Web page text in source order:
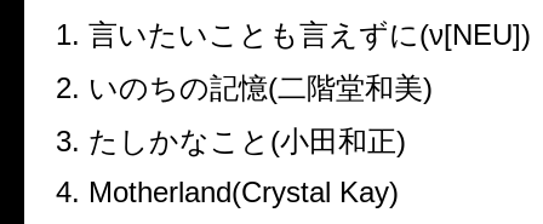
1. 言いたいことも言えずに(ν[NEU])
2. いのちの記憶(二階堂和美)
3. たしかなこと (小田和正)
4. Motherland(Crystal Kay)